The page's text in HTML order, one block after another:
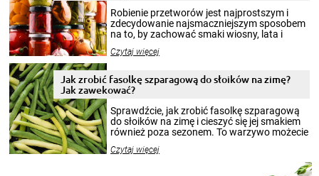
Robienie przetworów jest najprostszym i
zdecydowanie najsmaczniejszym sposobem
na to, by zachować smaki wiosny, lata i
krajobrazów, by cieszyć nimi oko w sezonie
pełni poczuć atmosferę cieplejszych
miesięcy. Przygotowanie słoików ze
patenty, które pozwolą zachować świeżość
przetworów.
Czytaj więcej
Jak zrobić fasolkę szparagową do słoików na zimę?
Jak zawekować?
Sprawdźcie, jak zrobić fasolkę szparagową
do słoików na zimę i cieszyć się jej smakiem
również poza sezonem. To warzywo możecie
nasze propozycje!
Czytaj więcej